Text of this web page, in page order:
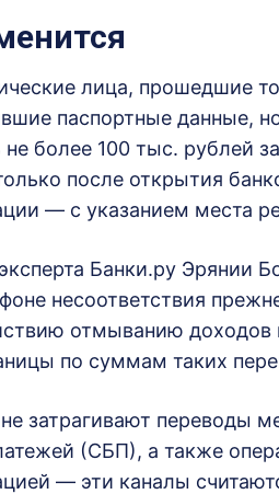
лица, прошедшие
паспортные данные,
не более 100 тыс. рублей
после открытия
— с указанием места
Банки.ру Эрянии
несоответствия
отмыванию
по суммам таких
затрагивают переводы
(СБП), а также
— эти каналы